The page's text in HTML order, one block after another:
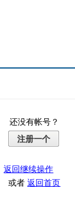
还没有帐号？
注册一个
返回继续操作
或者返回首页